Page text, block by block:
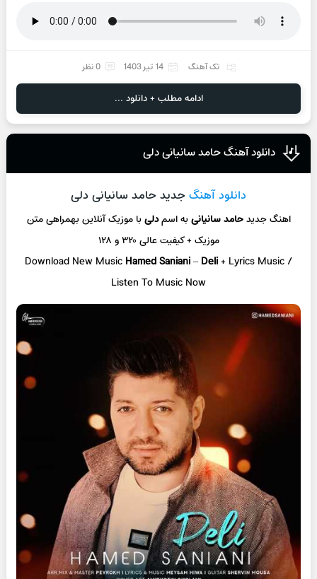
تک آهنگ 14 تیر 1403 0 نظر
ادامه مطلب + دانلود ...
دانلود آهنگ حامد سانیانی دلی
دانلود آهنگ جدید حامد سانیانی دلی
اهنگ جدیدحامد سانیانیبه اسمدلیبا موزیک آنلاینبهمراهی متن
موزیک + کیفیت عالی ۳۲۰ و ۱۲۸
Download New Music Hamed Saniani– Deli+ Lyrics Music /
Listen To Music Now